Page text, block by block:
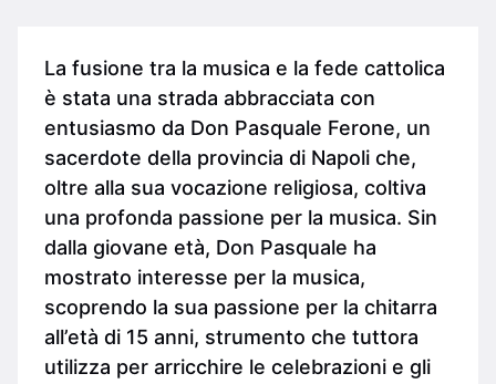
La fusione tra la musica e la fede cattolica
è stata una strada abbracciata con
entusiasmo da Don Pasquale Ferone, un
sacerdote della provincia di Napoli che,
oltre alla sua vocazione religiosa, coltiva
una profonda passione per la musica. Sin
dalla giovane età, Don Pasquale ha
mostrato interesse per la musica,
scoprendo la sua passione per la chitarra
all’età di 15 anni, strumento che tuttora
utilizza per arricchire le celebrazioni e gli